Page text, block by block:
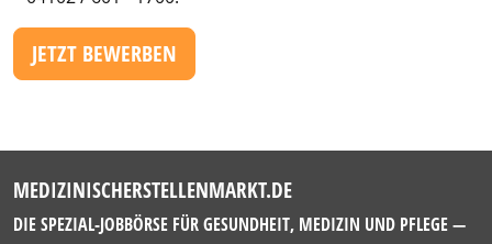
JETZT BEWERBEN
MEDIZINISCHERSTELLENMARKT.DE
DIE SPEZIAL-JOBBÖRSE FÜR GESUNDHEIT, MEDIZIN UND PFLEGE —